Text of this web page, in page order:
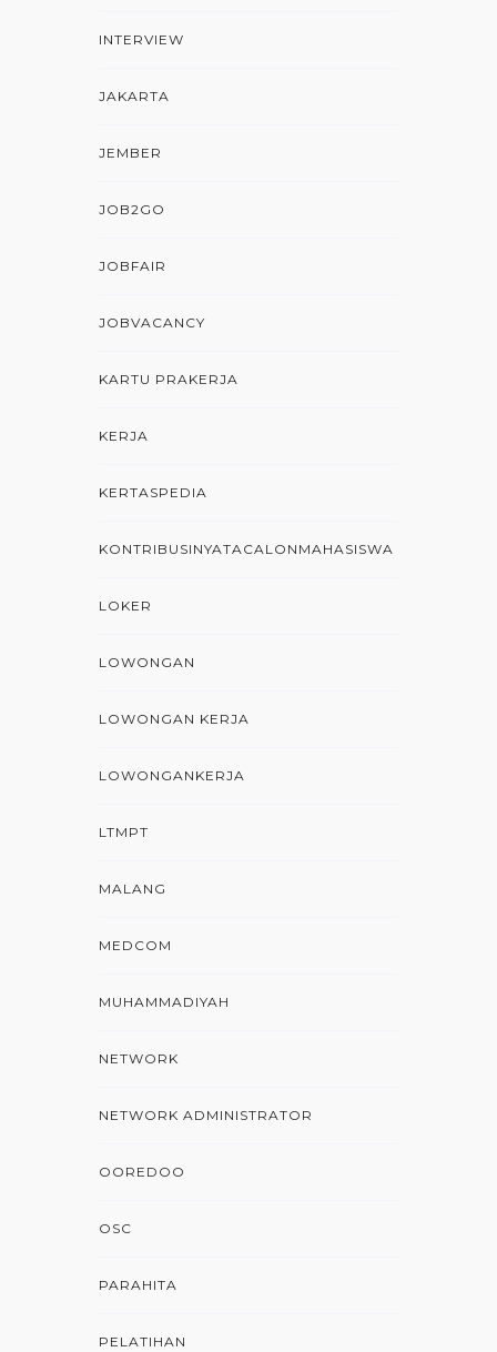
INTERVIEW
JAKARTA
JEMBER
JOB2GO
JOBFAIR
JOBVACANCY
KARTU PRAKERJA
KERJA
KERTASPEDIA
KONTRIBUSINYATACALONMAHASISWA
LOKER
LOWONGAN
LOWONGAN KERJA
LOWONGANKERJA
LTMPT
MALANG
MEDCOM
MUHAMMADIYAH
NETWORK
NETWORK ADMINISTRATOR
OOREDOO
OSC
PARAHITA
PELATIHAN